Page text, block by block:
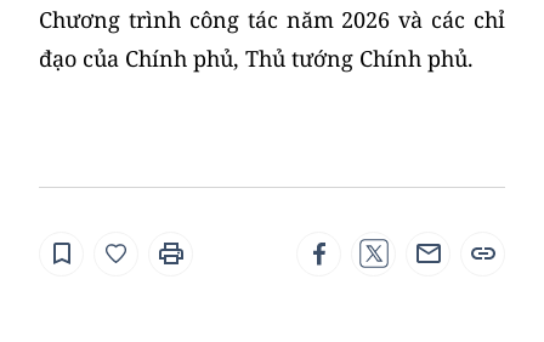
Chương trình công tác năm 2026 và các chỉ
đạo của Chính phủ, Thủ tướng Chính phủ.